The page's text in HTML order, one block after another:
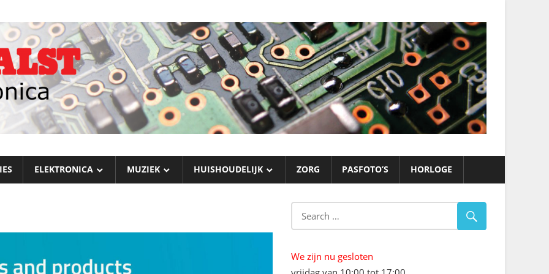
ELEKTRONICA MUZIEK HUISHOUDELIJK ZORG PASFOTO’S HORLOGE
We zijn nu gesloten